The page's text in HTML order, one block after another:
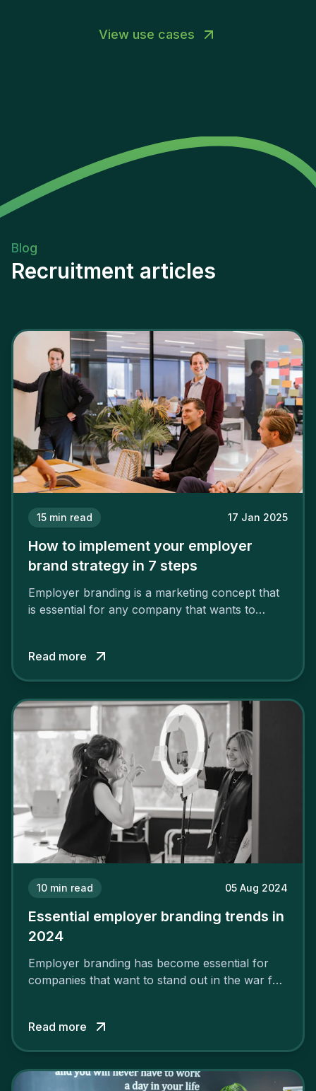
View use cases
Blog
Recruitment articles
15 min read 17 Jan 2025
How to implement your employer
brand strategy in 7 steps
Employer branding is a marketing concept that
is essential for any company that wants to
solid and positive employer brand are clear, you
cannot simply wave a magic wand for it to be
Read more
10 min read 05 Aug 2024
Essential employer branding trends in
2024
Employer branding has become essential for
companies that want to stand out in the war for
attract the best profiles.
Read more